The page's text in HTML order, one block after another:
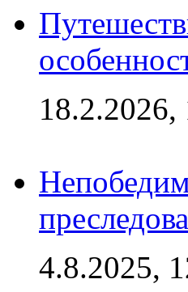
18.2.2026,
4.8.2025,